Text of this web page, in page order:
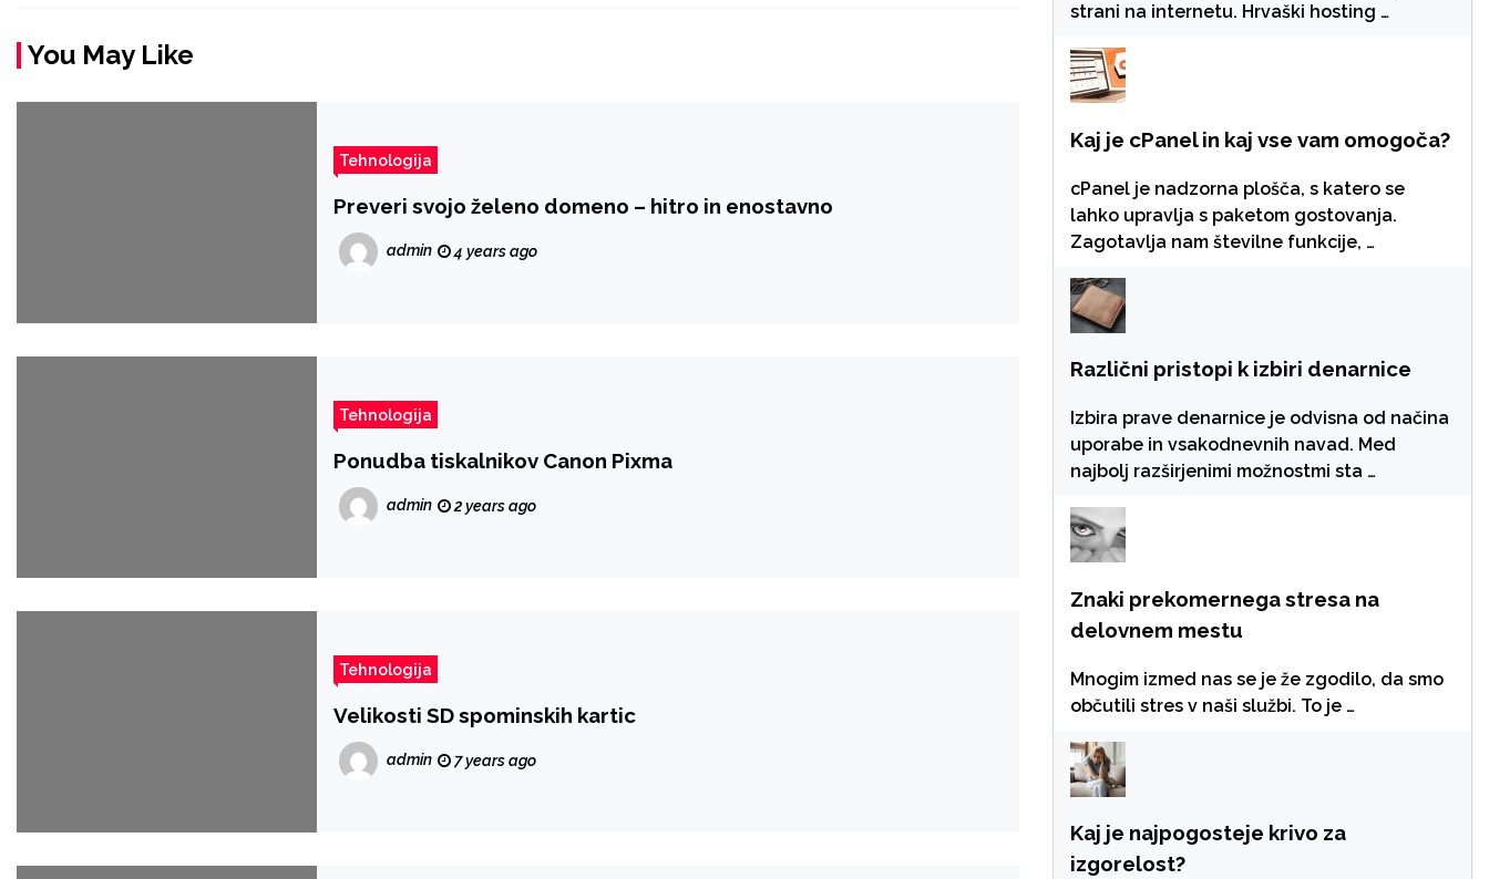
You May Like
Tehnologija
Preveri svojo želeno domeno – hitro in enostavno
admin 4 years ago
Tehnologija
Ponudba tiskalnikov Canon Pixma
admin 2 years ago
Tehnologija
Velikosti SD spominskih kartic
admin 7 years ago
strani na internetu. Hrvaški hosting …
Kaj je cPanel in kaj vse vam omogoča?
cPanel je nadzorna plošča, s katero se
lahko upravlja s paketom gostovanja.
Zagotavlja nam številne funkcije, …
Različni pristopi k izbiri denarnice
Izbira prave denarnice je odvisna od načina
uporabe in vsakodnevnih navad. Med
najbolj razširjenimi možnostmi sta …
Znaki prekomernega stresa na
delovnem mestu
Mnogim izmed nas se je že zgodilo, da smo
občutili stres v naši službi. To je …
Kaj je najpogosteje krivo za
izgorelost?